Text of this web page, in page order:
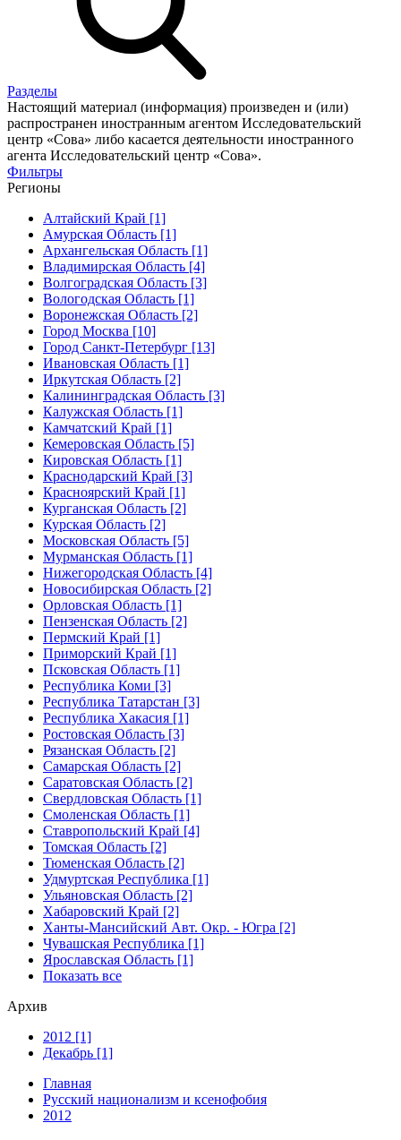
Разделы
Настоящий материал (информация) произведен и (или)
распространен иностранным агентом Исследовательский
центр «Сова» либо касается деятельности иностранного
агента Исследовательский центр «Сова».
Фильтры
Регионы
Алтайский Край [1]
Амурская Область [1]
Архангельская Область [1]
Владимирская Область [4]
Волгоградская Область [3]
Вологодская Область [1]
Воронежская Область [2]
Город Москва [10]
Город Санкт-Петербург [13]
Ивановская Область [1]
Иркутская Область [2]
Калининградская Область [3]
Калужская Область [1]
Камчатский Край [1]
Кемеровская Область [5]
Кировская Область [1]
Краснодарский Край [3]
Красноярский Край [1]
Курганская Область [2]
Курская Область [2]
Московская Область [5]
Мурманская Область [1]
Нижегородская Область [4]
Новосибирская Область [2]
Орловская Область [1]
Пензенская Область [2]
Пермский Край [1]
Приморский Край [1]
Псковская Область [1]
Республика Коми [3]
Республика Татарстан [3]
Республика Хакасия [1]
Ростовская Область [3]
Рязанская Область [2]
Самарская Область [2]
Саратовская Область [2]
Свердловская Область [1]
Смоленская Область [1]
Ставропольский Край [4]
Томская Область [2]
Тюменская Область [2]
Удмуртская Республика [1]
Ульяновская Область [2]
Хабаровский Край [2]
Ханты-Мансийский Авт. Окр. - Югра [2]
Чувашская Республика [1]
Ярославская Область [1]
Показать все
Архив
2012 [1]
Декабрь [1]
Главная
Русский национализм и ксенофобия
2012